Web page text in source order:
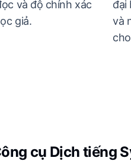
và độ chính xác
giả.
đại
và
cụ Dịch tiếng